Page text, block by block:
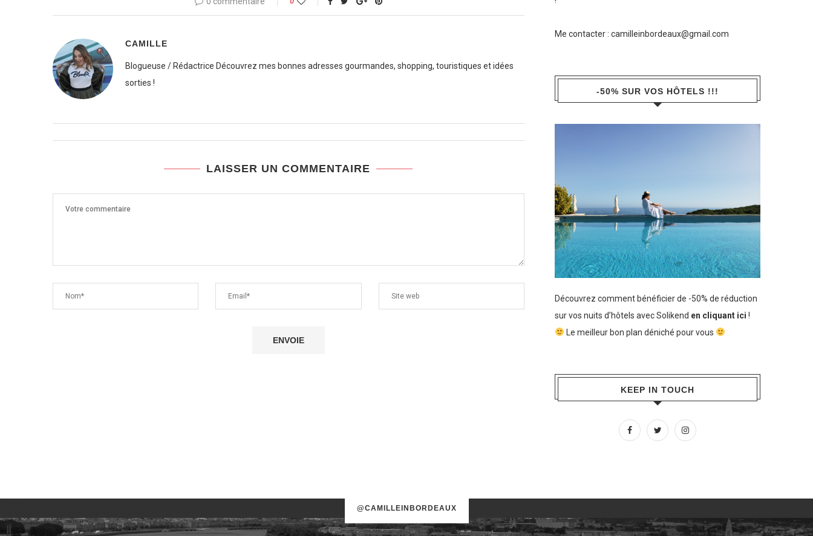
CAMILLE
Blogueuse / Rédactrice Découvrez mes bonnes adresses gourmandes, shopping, touristiques et idées
sorties !
LAISSER UN COMMENTAIRE
Me contacter : camilleinbordeaux@gmail.com
-50% SUR VOS HÔTELS !!!
Découvrez comment bénéficier de -50% de réduction
sur vos nuits d’hôtels avec Solikend en cliquant ici !
Le meilleur bon plan déniché pour vous
KEEP IN TOUCH
@CAMILLEINBORDEAUX